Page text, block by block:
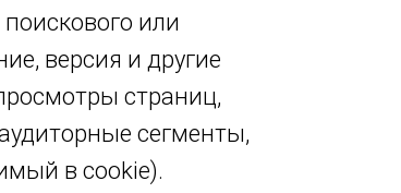
или
версия и другие
страниц,
сегменты,
в cookie).